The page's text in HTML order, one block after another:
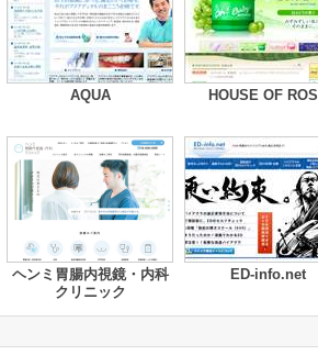
AQUA HOUSE OF
ヘンミ胃腸内視鏡・内科
クリニック
ED-info.net